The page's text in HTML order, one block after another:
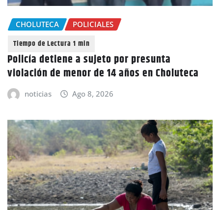
CHOLUTECA POLICIALES
Policía detiene a sujeto por presunta
violación de menor de 14 años en Choluteca
noticias Ago 8, 2026